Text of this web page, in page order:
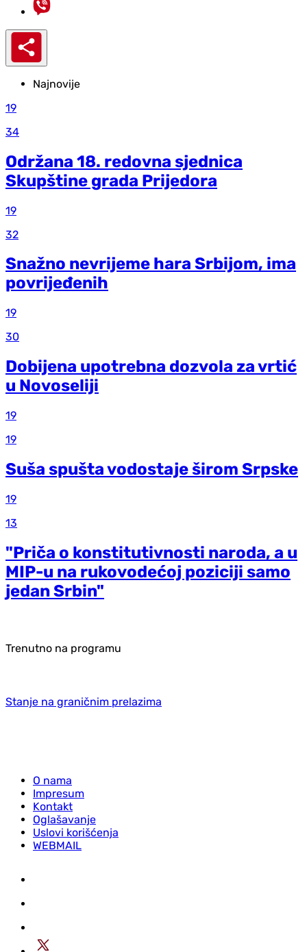
Najnovije
19
34
Održana 18. redovna sjednica
Skupštine grada Prijedora
19
32
Snažno nevrijeme hara Srbijom, ima
povrijeđenih
19
30
Dobijena upotrebna dozvola za vrtić
u Novoseliji
19
19
Suša spušta vodostaje širom Srpske
19
13
"Priča o konstitutivnosti naroda, a u
MIP-u na rukovodećoj poziciji samo
jedan Srbin"
Trenutno na programu
Stanje na graničnim prelazima
O nama
Impresum
Kontakt
Oglašavanje
Uslovi korišćenja
WEBMAIL